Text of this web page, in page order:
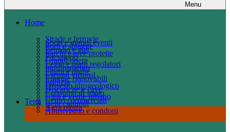
Menu
Home
Temi
Abusivismo e condoni
Agricoltura
Beni culturali
Centri commerciali
Città e verde urbano
Consumo di suolo
Discariche e cave
Dissesto idrogeologico
Edilizia
Energie rinnovabili
Esempi virtuosi
Fiumi e dighe
Inquinamento
Leggi e piani regolatori
Grandi opere
Paesaggio
Parchi e aree protette
Petrolio e gas
Porti e spiagge
Sport e grandi eventi
Strade e ferrovie